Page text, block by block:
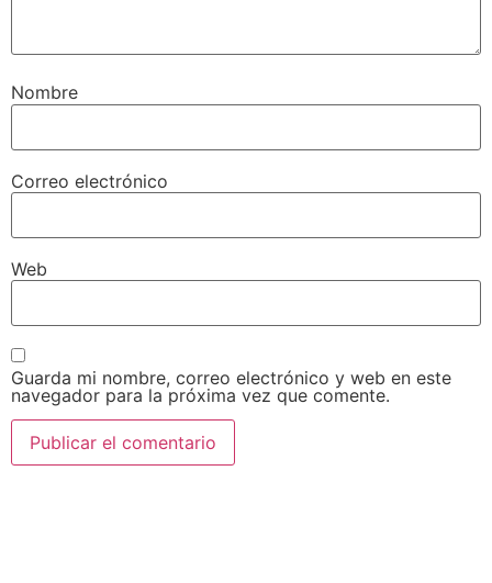
Nombre
Correo electrónico
Web
Guarda mi nombre, correo electrónico y web en este
navegador para la próxima vez que comente.